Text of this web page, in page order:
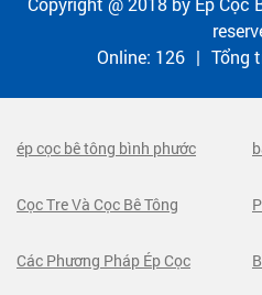
Online: 126 | Tổng
ép cọc bê tông bình phước
Cọc Tre Và Cọc Bê Tông
Các Phương Pháp Ép Cọc